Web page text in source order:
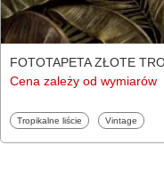
FOTOTAPETA ZŁOTE
Cena zależy od wymiarów
Fototapety
Tropikalne liście Fototapety
Vintage